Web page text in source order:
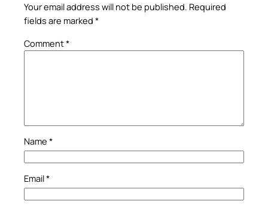
Your email address will not be published. Required
fields are marked *
Comment*
Name *
Email*